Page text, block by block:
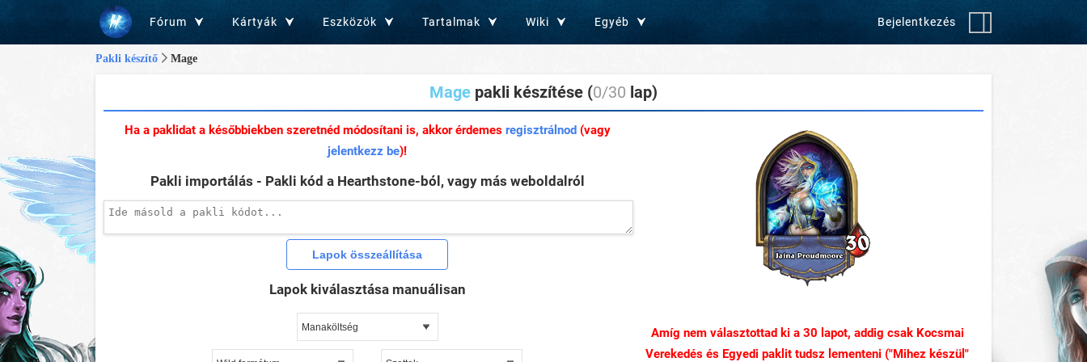
Fórum Kártyák Eszközök Tartalmak Wiki Egyéb Bejelentkezés
Pakli készítő Mage
Magepakli készítése (0/30 lap)
Ha a paklidat a későbbiekben szeretnéd módosítani is, akkor érdemes regisztrálnod(vagy
jelentkezz be)!
Pakli importálás - Pakli kód a Hearthstone-ból, vagy más weboldalról
Lapok kiválasztása manuálisan
Amíg nem választottad ki a 30 lapot, addig csak Kocsmai
Verekedés és Egyedi paklit tudsz lementeni ("Mihez készül"